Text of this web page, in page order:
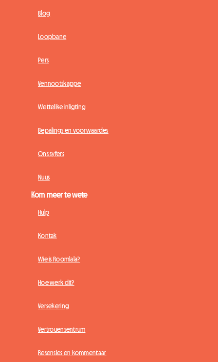
Blog
Loopbane
Pers
Vennootskappe
Wettelike inligting
Bepalings en voorwaardes
Ons syfers
Nuus
Kom meer te wete
Hulp
Kontak
Wie is Roomlala?
Hoe werk dit?
Versekering
Vertrouensentrum
Resensies en kommentaar